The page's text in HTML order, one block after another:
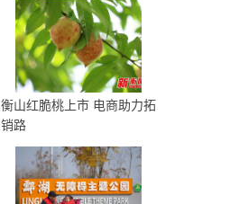
衡山红脆桃上市 电商助力拓
销路